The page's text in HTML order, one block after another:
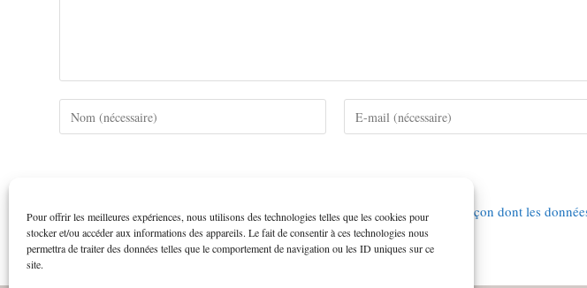
Pour offrir les meilleures expériences, nous utilisons des technologies telles que les cookies pour
stocker et/ou accéder aux informations des appareils. Le fait de consentir à ces technologies nous
permettra de traiter des données telles que le comportement de navigation ou les ID uniques sur ce
site.
Ce site utilise Akismet pour réduire les indésirables.En savoir plus sur la façon dont les